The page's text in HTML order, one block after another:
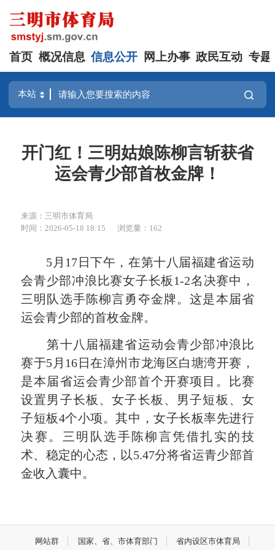
首页 概况信息 信息公开 网上办事 政民互动 专题
开门红！三明姑娘陈柳言斩获省
运会青少部首枚金牌！
来源：三明市体育局
时间：2026-05-18 18:15
浏览量：162
5月17日下午，在第十八届福建省运动
会青少部冲浪比赛女子长板1-2名决赛中，
三明队选手陈柳言勇夺金牌。这是本届省
运会青少部的首枚金牌。
第十八届福建省运动会青少部冲浪比
赛于5月16日在漳州市龙海区白塘湾开赛，
是本届省运会青少部首个开赛项目。比赛
设置男子长板、女子长板、男子短板、女
子短板4个小项。其中，女子长板率先进行
决赛。三明队选手陈柳言凭借扎实的技
术、稳定的心态，以5.47分将省运青少部首
金收入囊中。
网站群 国家、省、市体育部门
省内设区市体育局